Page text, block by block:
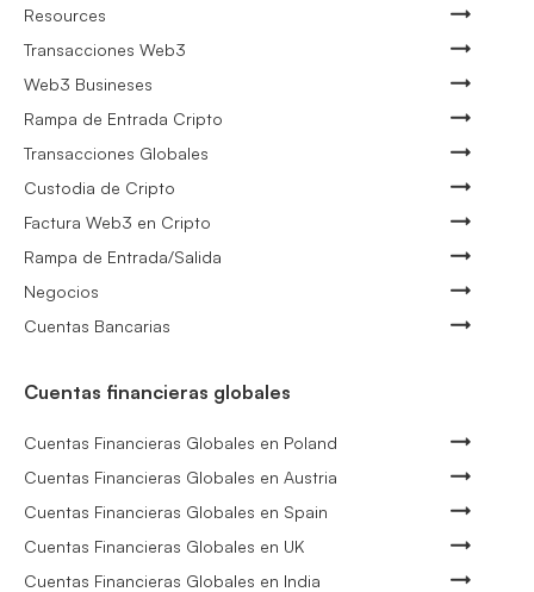
Resources
Transacciones Web3
Web3 Busineses
Rampa de Entrada Cripto
Transacciones Globales
Custodia de Cripto
Factura Web3 en Cripto
Rampa de Entrada/Salida
Negocios
Cuentas Bancarias
Cuentas financieras globales
Cuentas Financieras Globales en Poland
Cuentas Financieras Globales en Austria
Cuentas Financieras Globales en Spain
Cuentas Financieras Globales en UK
Cuentas Financieras Globales en India